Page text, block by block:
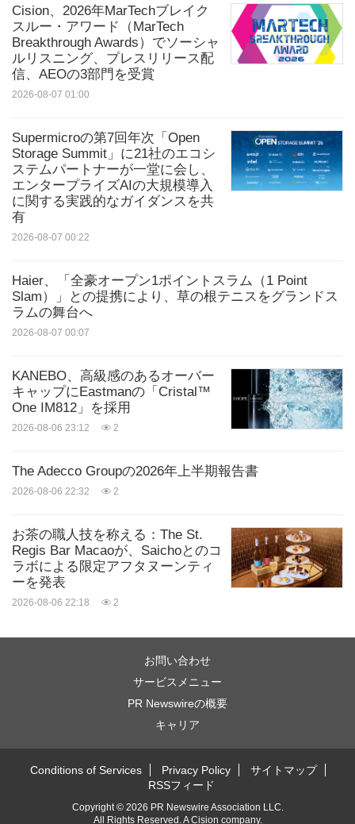
1-b?lang=0
ソース: デスティネーションNSW
キーワード: 遊園地・観光スポット
ル
シェアする:
Cision、2026年MarTechブレイク
スルー・アワード（MarTech
Breakthrough Awards）でソーシャ
ルリスニング、プレスリリース配
信、AEOの3部門を受賞
2026-08-07 01:00
Supermicroの第7回年次「Open
Storage Summit」に21社のエコシ
ステムパートナーが一堂に会し、
エンタープライズAIの大規模導入
に関する実践的なガイダンスを共
有
2026-08-07 00:22
Haier、「全豪オープン1ポイントスラム（1 Point
Slam）」との提携により、草の根テニスをグランドス
ラムの舞台へ
2026-08-07 00:07
KANEBO、高級感のあるオーバー
キャップにEastmanの「Cristal™
One IM812」を採用
2026-08-06 23:12 2
The Adecco Groupの2026年上半期報告書
2026-08-06 22:32 2
お茶の職人技を称える：The St.
Regis Bar Macaoが、Saichoとのコ
ラボによる限定アフタヌーンティ
ーを発表
2026-08-06 22:18 2
お問い合わせ
サービスメニュー
PR Newswireの概要
キャリア
Conditions of Services Privacy Policy
サイトマップ
RSSフィード
Copyright © 2026 PR Newswire Association LLC.
All Rights Reserved.ACision company.